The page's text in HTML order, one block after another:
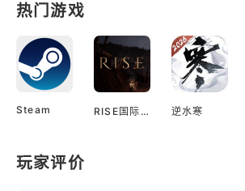
热门游戏
Steam RISE国际服 逆水寒
玩家评价